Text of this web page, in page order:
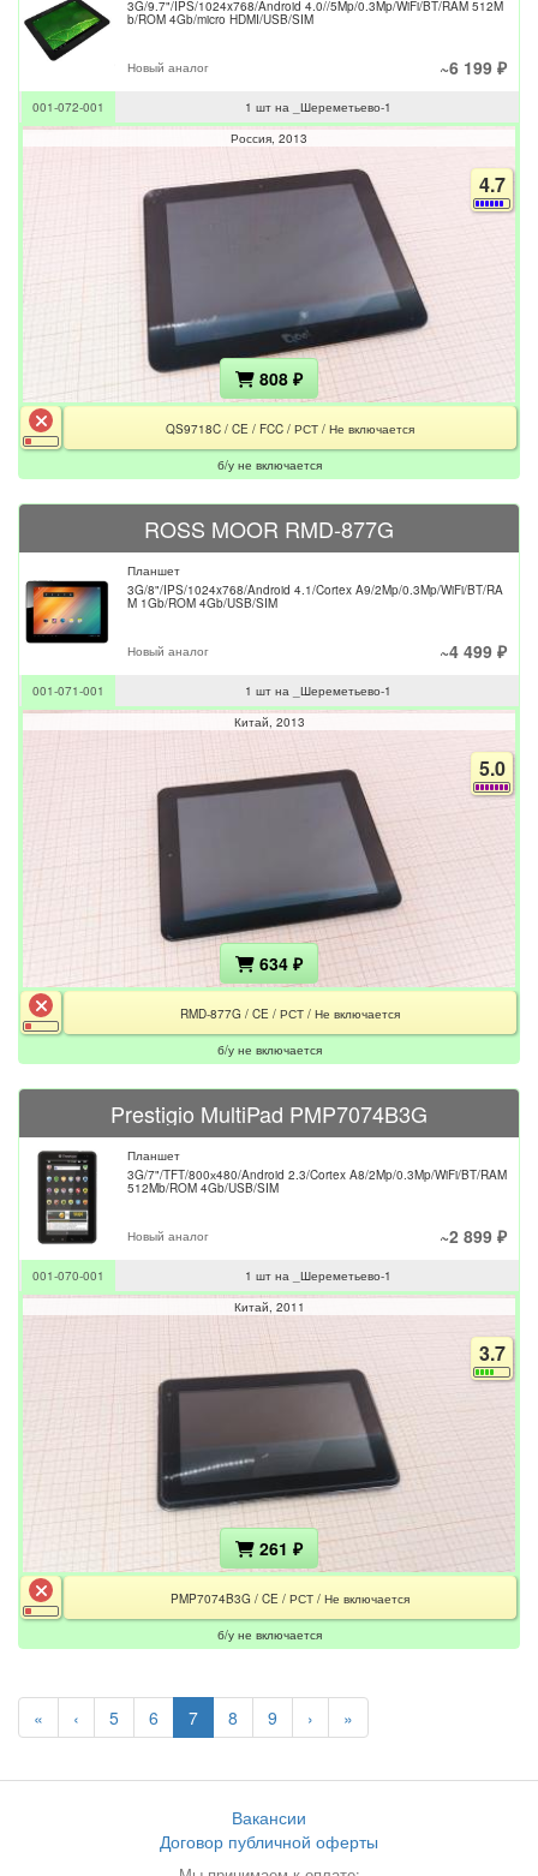
3G/9.7"/IPS/1024x768/Android 4.0//5Mp/0.3Mp/WiFi/BT/RAM 512M
b/ROM 4Gb/micro HDMI/USB/SIM
Новый аналог ~6 199 ₽
001-072-001
1 шт на _Шереметьево-1
Россия 2013
4.7
808 ₽
QS9718C / CE / FCC / РСТ / Не включается
б/у не включается
ROSS MOOR RMD-877G
Планшет
3G/8"/IPS/1024x768/Android 4.1/Cortex A9/2Mp/0.3Mp/WiFi/BT/RA
M 1Gb/ROM 4Gb/USB/SIM
Новый аналог ~4 499 ₽
001-071-001
1 шт на _Шереметьево-1
Китай 2013
5.0
634 ₽
RMD-877G / CE / РСТ / Не включается
б/у не включается
Prestigio MultiPad PMP7074B3G
Планшет
3G/7"/TFT/800х480/Android 2.3/Cortex A8/2Mp/0.3Mp/WiFi/BT/RAM
512Mb/ROM 4Gb/USB/SIM
Новый аналог ~2 899 ₽
001-070-001
1 шт на _Шереметьево-1
Китай 2011
3.7
261 ₽
PMP7074B3G / CE / РСТ / Не включается
б/у не включается
« ‹ 5 6 7 8 9 › »
Вакансии
Договор публичной оферты